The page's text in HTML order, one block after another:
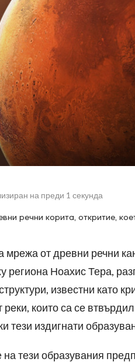
на преди 1 секунда
речни корита, откритие,
от древни речни
региона Ноахис Тера,
известни като
които са се
издигнати
тези образувания